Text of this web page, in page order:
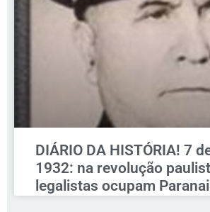
DIÁRIO DA HISTÓRIA! 7
1932: na revolução
legalistas ocupam